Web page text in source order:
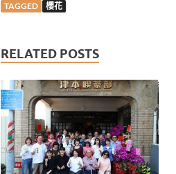
TAGGED 櫻花
RELATED POSTS